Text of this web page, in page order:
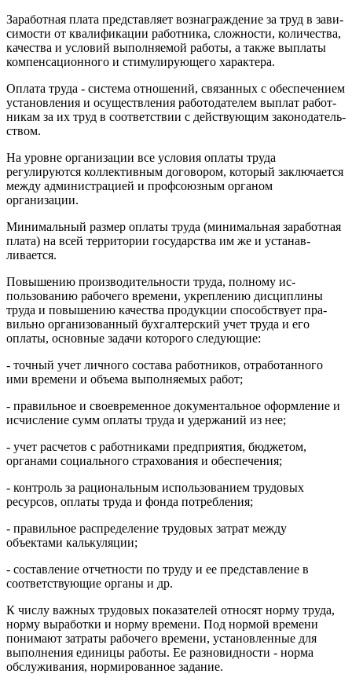
Заработная плата представляет вознаграждение за труд в зави­
симости от квалификации работника, сложности, количества,
качества и условий выполняемой работы, а также выплаты
ком­пенсационного и стимулирующего характера.
Оплата труда - система отношений, связанных с обеспечени­ем
установления и осуществления работодателем выплат работ­
никам за их труд в соответствии с действующим законодатель­
ством.
На уровне организации все условия оплаты труда
регулируют­ся коллективным договором, который заключается
между адми­нистрацией и профсоюзным органом
организации.
Минимальный размер оплаты труда (минимальная за­работная
плата) на всей территории государства им же и устанав­
ливается.
Повышению производительности труда, полному ис­
пользованию рабочего времени, укреплению дисциплины
труда и повышению качества продукции способствует пра­
вильно организованный бухгалтерский учет труда и его
оплаты, основные задачи которого следующие:
- точный учет личного состава работников, отработан­ного
ими времени и объема выполняемых работ;
- правильное и своевременное документальное оформ­ление и
исчисление сумм оплаты труда и удержаний из нее;
- учет расчетов с работниками предприятия, бюдже­том,
органами социального страхования и обеспечения;
- контроль за рациональным использованием трудовых
ресурсов, оплаты труда и фонда потребления;
- правильное распределение трудовых затрат между
объектами калькуляции;
- составление отчетности по труду и ее представле­ние в
соответствующие органы и др.
К числу важных трудовых показателей относят норму труда,
норму выработки и норму времени. Под нормой времени
понима­ют затраты рабочего времени, установленные для
выполнения еди­ницы работы. Ее разновидности - норма
обслуживания, норми­рованное задание.